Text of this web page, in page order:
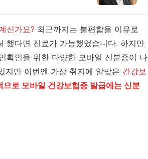
신가요? 최근까지는 불편함을 이유로
했다면 진료가 가능했었습니다. 하지만
확인을 위한 다양한 모바일 신분증이 나
지만 이번엔 가장 취지에 알맞은 건강보
으로 모바일 건강보험증 발급에는 신분